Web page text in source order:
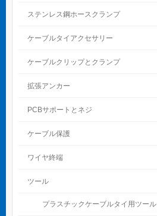
ステンレス鋼ホースクランプ
ケーブルタイアクセサリー
ケーブルクリップとクランプ
拡張アンカー
PCBサポートとネジ
ケーブル保護
ワイヤ終端
ツール
プラスチックケーブルタイ用ツール